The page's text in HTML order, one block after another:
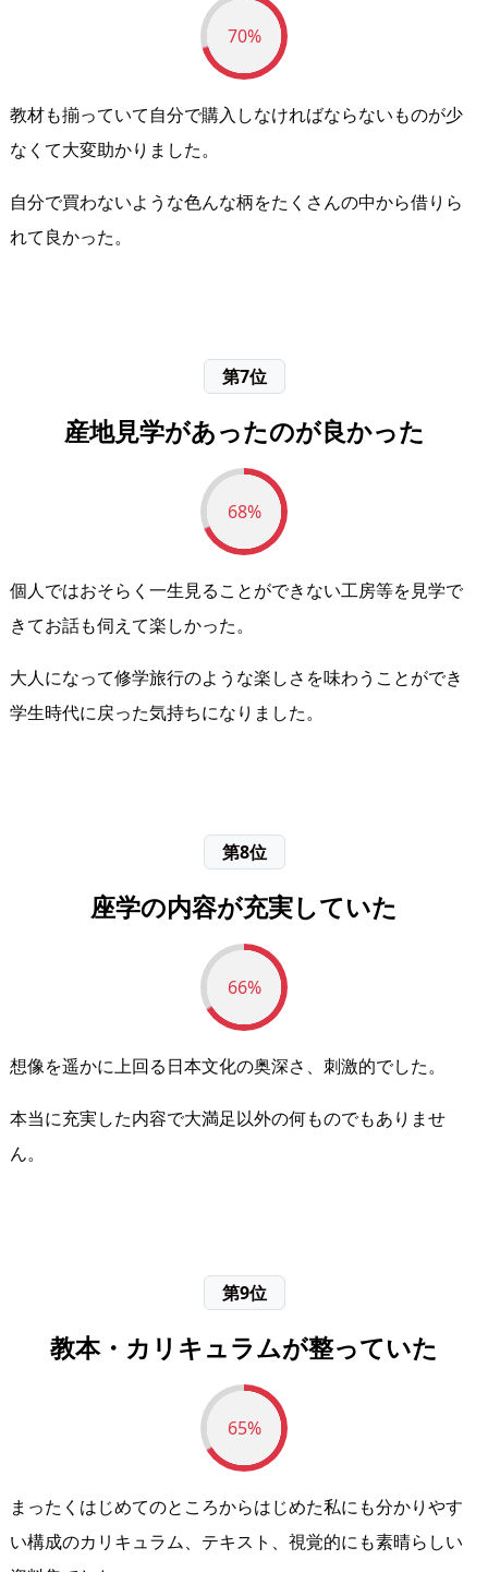
70%
教材も揃っていて自分で購入しなければならないものが少
なくて大変助かりました。
自分で買わないような色んな柄をたくさんの中から借りら
れて良かった。
第7位
産地見学があったのが良かった
68%
個人ではおそらく一生見ることができない工房等を見学で
きてお話も伺えて楽しかった。
大人になって修学旅行のような楽しさを味わうことができ
学生時代に戻った気持ちになりました。
第8位
座学の内容が充実していた
66%
想像を遥かに上回る日本文化の奥深さ、刺激的でした。
本当に充実した内容で大満足以外の何ものでもありませ
ん。
第9位
教本・カリキュラムが整っていた
65%
まったくはじめてのところからはじめた私にも分かりやす
い構成のカリキュラム、テキスト、視覚的にも素晴らしい